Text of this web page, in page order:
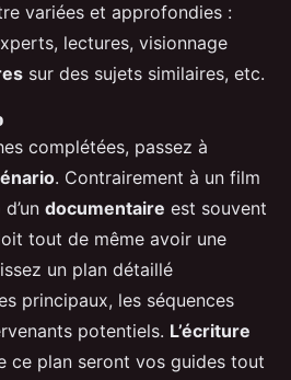
variées et approfondies :
lectures, visionnage
sur des sujets similaires, etc.
complétées, passez à
. Contrairement à un film
documentaire est souvent
tout de même avoir une
un plan détaillé
principaux, les séquences
potentiels. L’écriture
ce plan seront vos guides tout